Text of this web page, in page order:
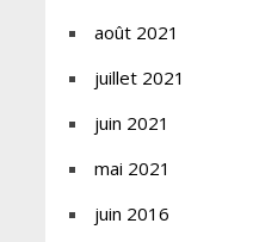
août 2021
juillet 2021
juin 2021
mai 2021
juin 2016